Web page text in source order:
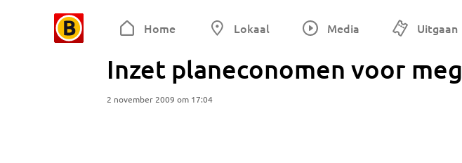
Home Lokaal Media Uitgaan
Inzet planeconomen voor
2 november 2009 om 17:04